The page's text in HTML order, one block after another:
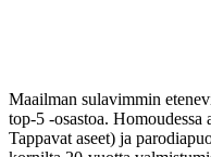
Maailman sulavimmin
top-5 ‑osastoa.
Tappavat aseet) ja